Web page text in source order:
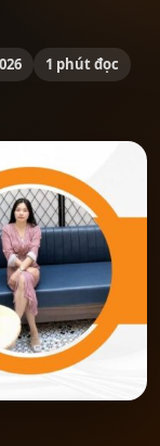
1 phút đọc